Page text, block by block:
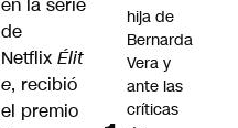
de
Netflix Élit
e, recibió
el premio
hija de
Bernarda
Vera y
ante las
críticas